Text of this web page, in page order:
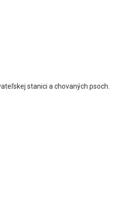
stanici a chovaných psoch.